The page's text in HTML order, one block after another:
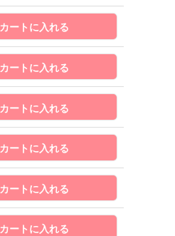
カートに入れる
カートに入れる
カートに入れる
カートに入れる
カートに入れる
カートに入れる